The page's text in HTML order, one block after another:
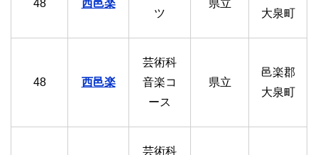
48 西邑楽
ツ
県立
大泉町
48 西邑楽
芸術科
音楽コ
ース
県立
邑楽郡
大泉町
芸術科